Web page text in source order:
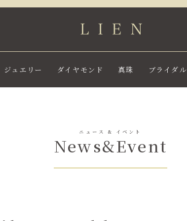
ジュエリー ダイヤモンド 真珠 ブライダル
ニュース & イベント
News&Event